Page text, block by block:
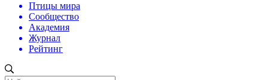
Птицы мира
Сообщество
Академия
Журнал
Рейтинг